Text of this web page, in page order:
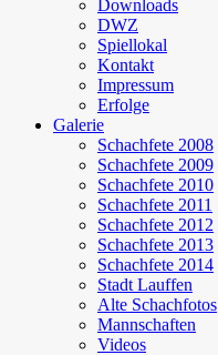
Downloads
DWZ
Spiellokal
Kontakt
Impressum
Erfolge
Galerie
Schachfete 2008
Schachfete 2009
Schachfete 2010
Schachfete 2011
Schachfete 2012
Schachfete 2013
Schachfete 2014
Stadt Lauffen
Alte Schachfotos
Mannschaften
Videos